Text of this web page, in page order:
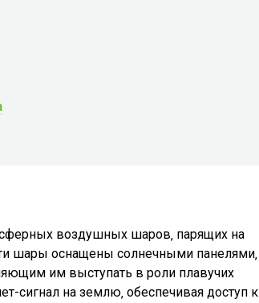
воздушных шаров‚ парящих на
шары оснащены солнечными панелями‚
им выступать в роли плавучих
сигнал на землю‚ обеспечивая доступ к